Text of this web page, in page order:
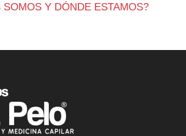
SOMOS Y DÓNDE ESTAMOS?